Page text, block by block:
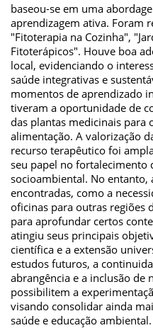
baseou-se em uma
aprendizagem ativa. Foram
"Fitoterapia na Cozinha",
Fitoterápicos". Houve boa
local, evidenciando o
saúde integrativas e
momentos de aprendizado
tiveram a oportunidade de
das plantas medicinais para
alimentação. A valorização
recurso terapêutico foi
seu papel no fortalecimento
socioambiental. No
encontradas, como a
oficinas para outras regiões
para aprofundar certos
atingiu seus principais
científica e a extensão
estudos futuros, a
abrangência e a inclusão de
possibilitem a
visando consolidar ainda
saúde e educação ambiental.